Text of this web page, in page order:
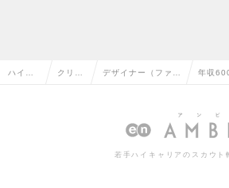
ハイク クリエ デザイナー（ファッ
ア・工業）
年収
職・求
若手ハイキャリアのスカウト